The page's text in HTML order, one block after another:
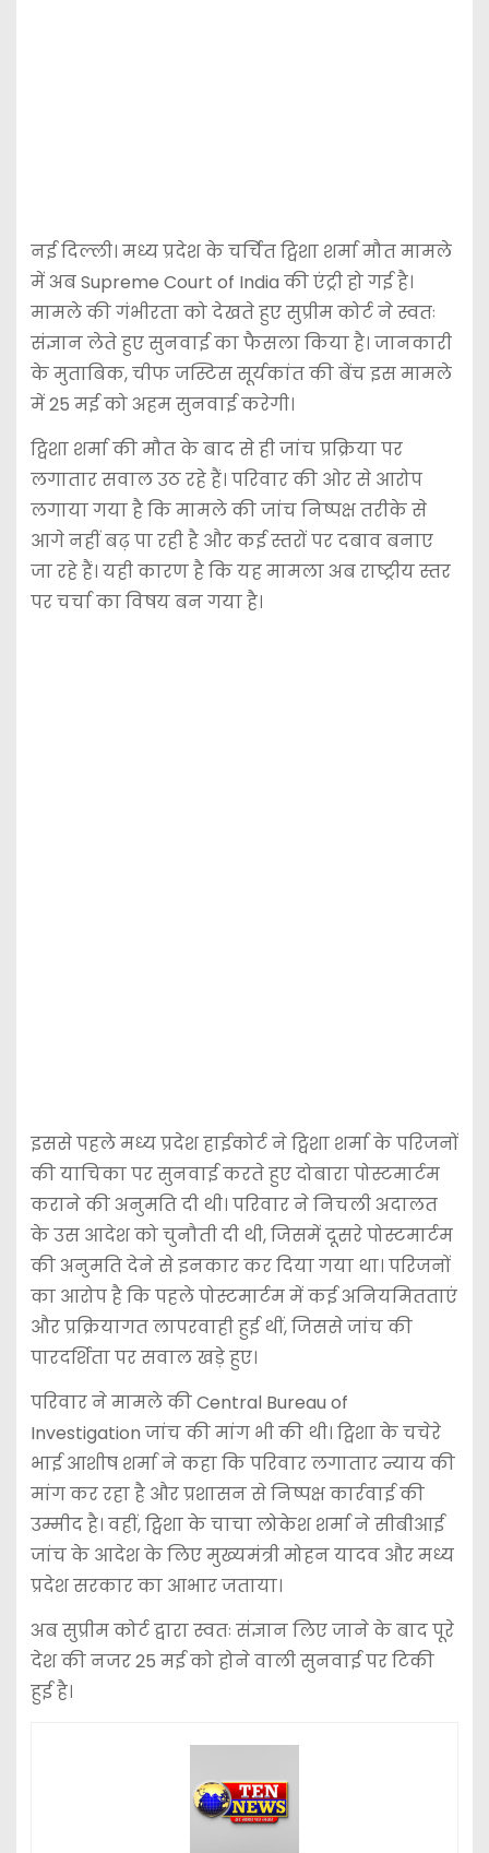
नई दिल्ली। मध्य प्रदेश के चर्चित ट्विशा शर्मा मौत मामले
में अबSupreme Court of India की एंट्री हो गई है।
मामले की गंभीरता को देखते हुए सुप्रीम कोर्ट ने स्वतः
संज्ञान लेते हुए सुनवाई का फैसला किया है। जानकारी
के मुताबिक, चीफ जस्टिससूर्यकांतकी बेंच इस मामले
में 25 मई को अहम सुनवाई करेगी।
ट्विशा शर्मा की मौत के बाद से ही जांच प्रक्रिया पर
लगातार सवाल उठ रहे हैं। परिवार की ओर से आरोप
लगाया गया है कि मामले की जांच निष्पक्ष तरीके से
आगे नहीं बढ़ पा रही है और कई स्तरों पर दबाव बनाए
जा रहे हैं। यही कारण है कि यह मामला अब राष्ट्रीय स्तर
पर चर्चा का विषय बन गया है।
इससे पहले मध्य प्रदेश हाईकोर्ट ने ट्विशा शर्मा के परिजनों
की याचिका पर सुनवाई करते हुए दोबारा पोस्टमार्टम
कराने की अनुमति दी थी। परिवार ने निचली अदालत
के उस आदेश को चुनौती दी थी, जिसमें दूसरे पोस्टमार्टम
की अनुमति देने से इनकार कर दिया गया था। परिजनों
का आरोप है कि पहले पोस्टमार्टम में कई अनियमितताएं
और प्रक्रियागत लापरवाही हुई थीं, जिससे जांच की
पारदर्शिता पर सवाल खड़े हुए।
परिवार ने मामले कीCentral Bureau of
Investigation जांच की मांग भी की थी। ट्विशा के चचेरे
भाई आशीष शर्मा ने कहा कि परिवार लगातार न्याय की
मांग कर रहा है और प्रशासन से निष्पक्ष कार्रवाई की
उम्मीद है। वहीं, ट्विशा के चाचा लोकेश शर्मा ने सीबीआई
जांच के आदेश के लिए मुख्यमंत्रीमोहन यादवऔर मध्य
प्रदेश सरकार का आभार जताया।
अब सुप्रीम कोर्ट द्वारा स्वतः संज्ञान लिए जाने के बाद पूरे
देश की नजर 25 मई को होने वाली सुनवाई पर टिकी
हुई है।